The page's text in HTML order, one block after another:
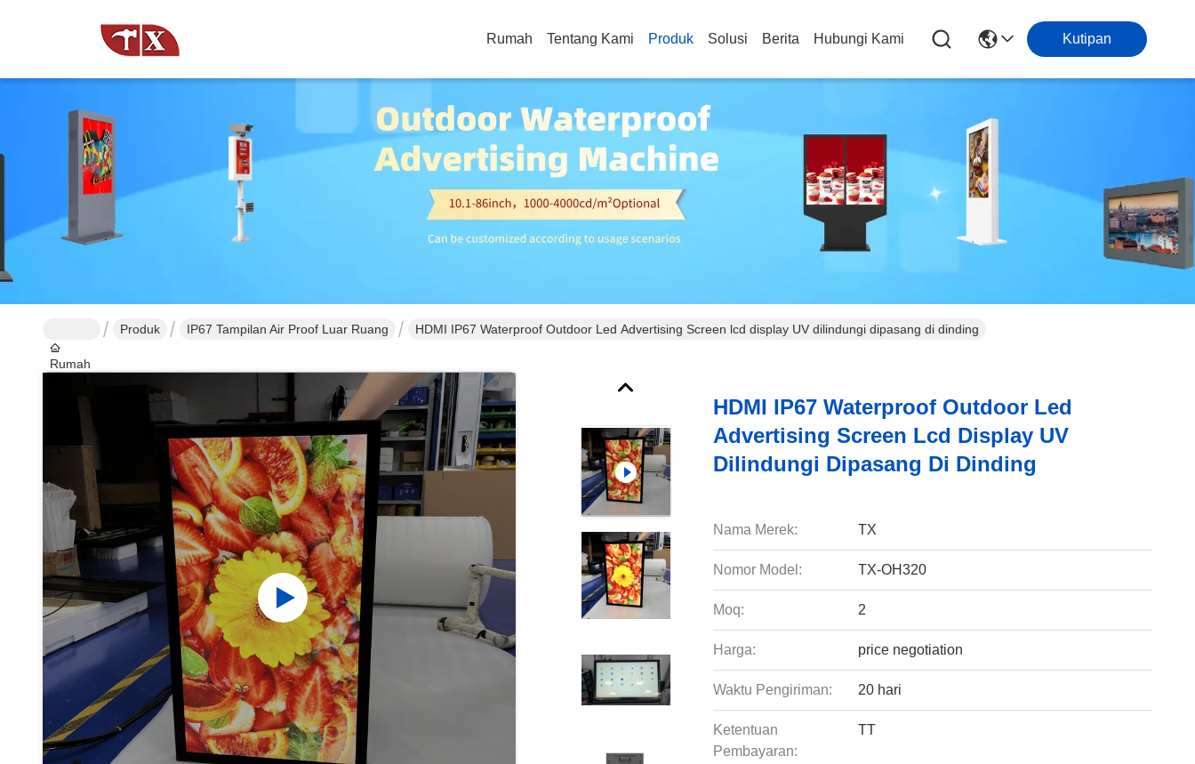
Rumah Tentang Kami Produk Solusi Berita Hubungi Kami Kutipan
Rumah
Produk IP67 Tampilan Air Proof Luar Ruang HDMI IP67 Waterproof Outdoor Led Advertising Screen lcd display UV dilindungi dipasang di dinding
HDMI IP67 Waterproof Outdoor Led
Advertising Screen Lcd Display UV
Dilindungi Dipasang Di Dinding
Nama Merek: TX
Nomor Model: TX-OH320
Moq: 2
Harga: price negotiation
Waktu Pengiriman: 20 hari
Ketentuan
Pembayaran:
TT